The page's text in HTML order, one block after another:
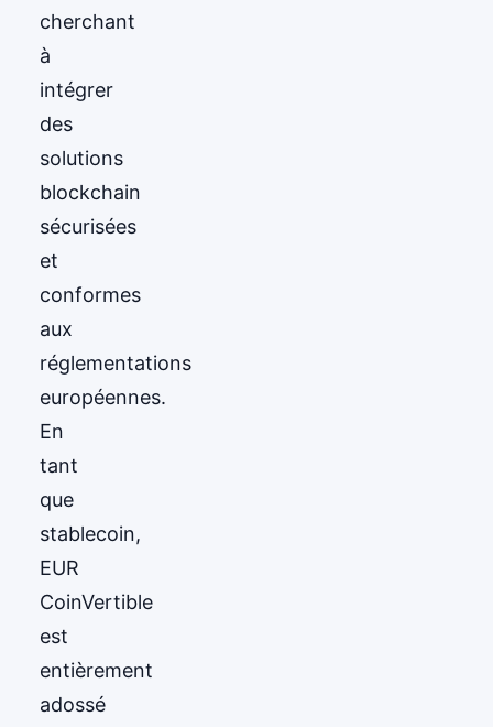
cherchant
à
intégrer
des
solutions
blockchain
sécurisées
et
conformes
aux
réglementations
européennes.
En
tant
que
stablecoin,
EUR
CoinVertible
est
entièrement
adossé